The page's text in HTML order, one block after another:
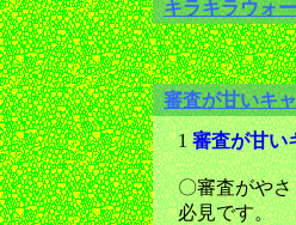
キラキラウォ
審査が甘いキ
1審査が甘い
〇審査がや
必見です。